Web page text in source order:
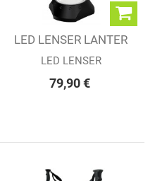
LED LENSER LANTER
ML6
LED LENSER
79,90 €